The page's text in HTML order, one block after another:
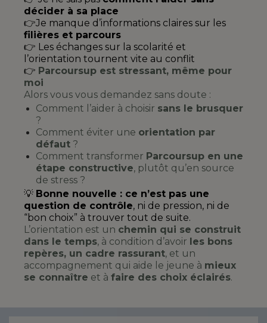
décider à sa place
👉Je manque d’informations claires sur les
filières et parcours
👉 Les échanges sur la scolarité et
l’orientation tournent vite au conflit
👉 Parcoursup est stressant, même pour
moi
Alors vous vous demandez sans doute :
Comment l’aider à choisir sans le brusquer
?
Comment éviter une orientation par
défaut ?
Comment transformer Parcoursup en une
étape constructive, plutôt qu’en source
de stress ?
💡 Bonne nouvelle : ce n’est pas une
question de contrôle, ni de pression, ni de
“bon choix” à trouver tout de suite.
L’orientation est un chemin qui se construit
dans le temps, à condition d’avoir les bons
repères, un cadre rassurant, et un
accompagnement qui aide le jeune à mieux
se connaître et à faire des choix éclairés.